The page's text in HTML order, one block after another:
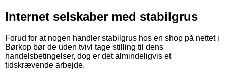
Internet selskaber med stabilgrus
Forud for at nogen handler stabilgrus hos en shop på nettet i
Børkop bør de uden tvivl tage stilling til dens
handelsbetingelser, dog er det almindeligvis et
tidskrævende arbejde.